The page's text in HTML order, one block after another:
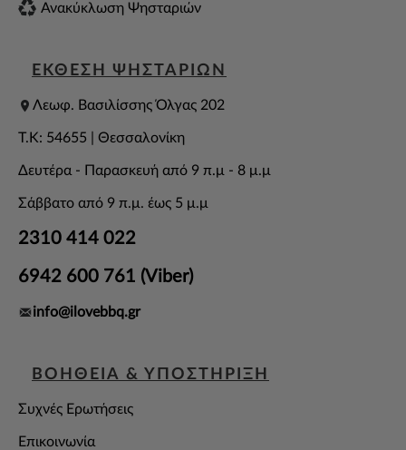
Ανακύκλωση Ψησταριών
ΕΚΘΕΣΗ ΨΗΣΤΑΡΙΩΝ
Λεωφ. Βασιλίσσης Όλγας 202
T.K: 54655 | Θεσσαλονίκη
Δευτέρα - Παρασκευή από 9 π.μ - 8 μ.μ
Σάββατο από 9 π.μ. έως 5 μ.μ
2310 414 022
6942 600 761 (Viber)
info@ilovebbq.gr
ΒΟΗΘΕΙΑ & ΥΠΟΣΤΗΡΙΞΗ
Συχνές Ερωτήσεις
Επικοινωνία